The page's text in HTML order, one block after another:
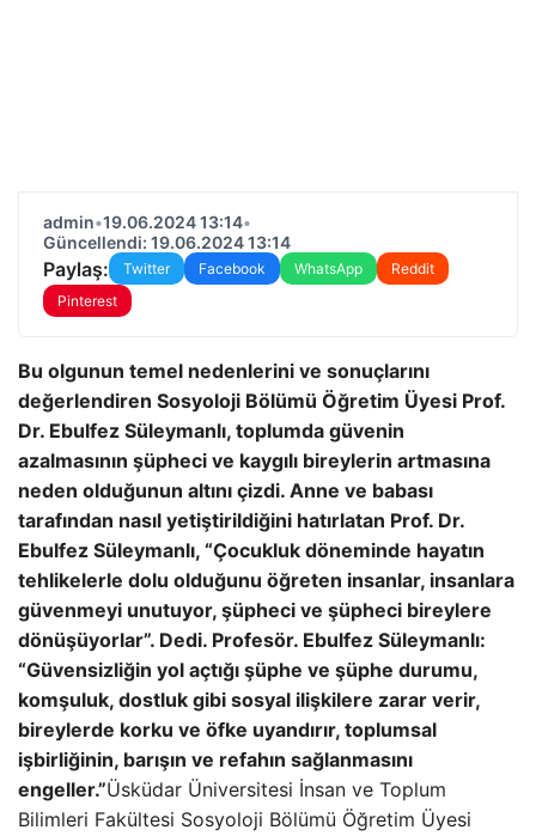
admin•19.06.2024 13:14•
Güncellendi: 19.06.2024 13:14
Paylaş: Twitter Facebook WhatsApp
Reddit
Pinterest
Bu olgunun temel nedenlerini ve sonuçlarını
değerlendiren Sosyoloji Bölümü Öğretim Üyesi Prof.
Dr. Ebulfez Süleymanlı, toplumda güvenin
azalmasının şüpheci ve kaygılı bireylerin artmasına
neden olduğunun altını çizdi. Anne ve babası
tarafından nasıl yetiştirildiğini hatırlatan Prof. Dr.
Ebulfez Süleymanlı, “Çocukluk döneminde hayatın
tehlikelerle dolu olduğunu öğreten insanlar, insanlara
güvenmeyi unutuyor, şüpheci ve şüpheci bireylere
dönüşüyorlar”. Dedi. Profesör. Ebulfez Süleymanlı:
“Güvensizliğin yol açtığı şüphe ve şüphe durumu,
komşuluk, dostluk gibi sosyal ilişkilere zarar verir,
bireylerde korku ve öfke uyandırır, toplumsal
işbirliğinin, barışın ve refahın sağlanmasını
engeller.”Üsküdar Üniversitesi İnsan ve Toplum
Bilimleri Fakültesi Sosyoloji Bölümü Öğretim Üyesi